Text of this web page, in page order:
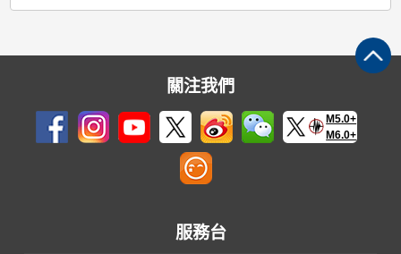
關注我們
M5.0+
M6.0+
服務台